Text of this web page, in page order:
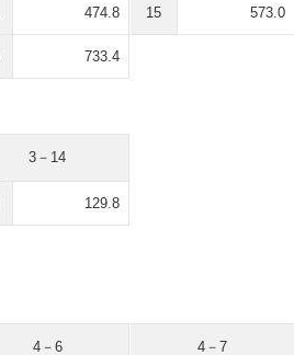
474.8
733.4
15 573.0
3－14
129.8
4－6 4－7